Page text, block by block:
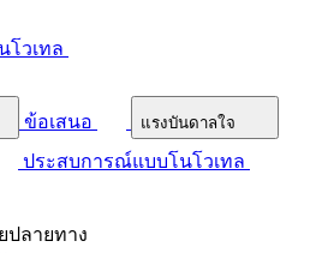
วเทล
ข้อเสนอ แรงบันดาลใจ
ประสบการณ์แบบโนโวเทล
ปลายทาง